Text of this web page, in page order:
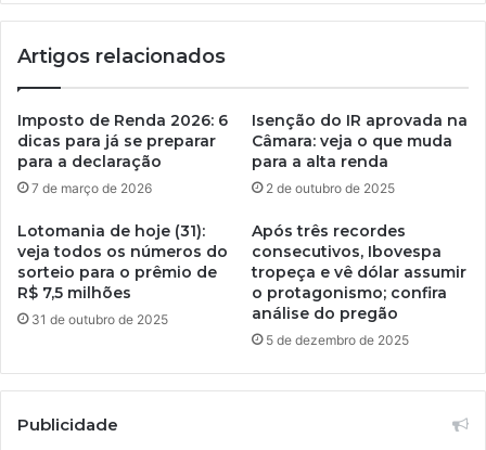
Artigos relacionados
Imposto de Renda 2026: 6
dicas para já se preparar
para a declaração
7 de março de 2026
Isenção do IR aprovada na
Câmara: veja o que muda
para a alta renda
2 de outubro de 2025
Lotomania de hoje (31):
veja todos os números do
sorteio para o prêmio de
R$ 7,5 milhões
31 de outubro de 2025
Após três recordes
consecutivos, Ibovespa
tropeça e vê dólar assumir
o protagonismo; confira
análise do pregão
5 de dezembro de 2025
Publicidade